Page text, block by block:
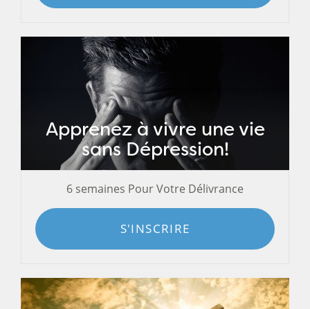
Apprenez à vivre une vie
sans Dépression!
6 semaines Pour Votre Délivrance
S'INSCRIRE